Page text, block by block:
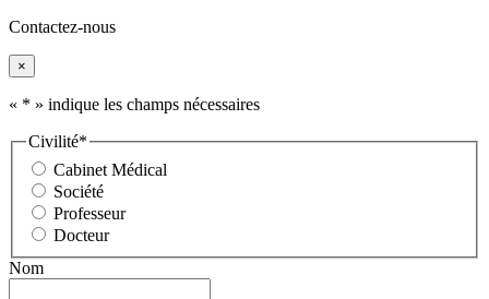
Contactez-nous
×
« * » indique les champs nécessaires
Civilité*
Cabinet Médical
Société
Professeur
Docteur
Nom